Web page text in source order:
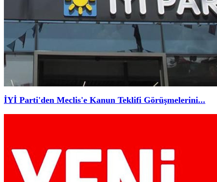
İYİ Parti'den Meclis'e Kanun Teklifi Görüşmelerini...